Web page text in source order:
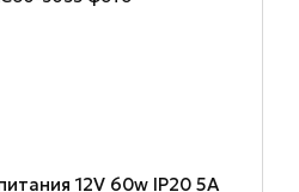
12V 60w ІР20 5A